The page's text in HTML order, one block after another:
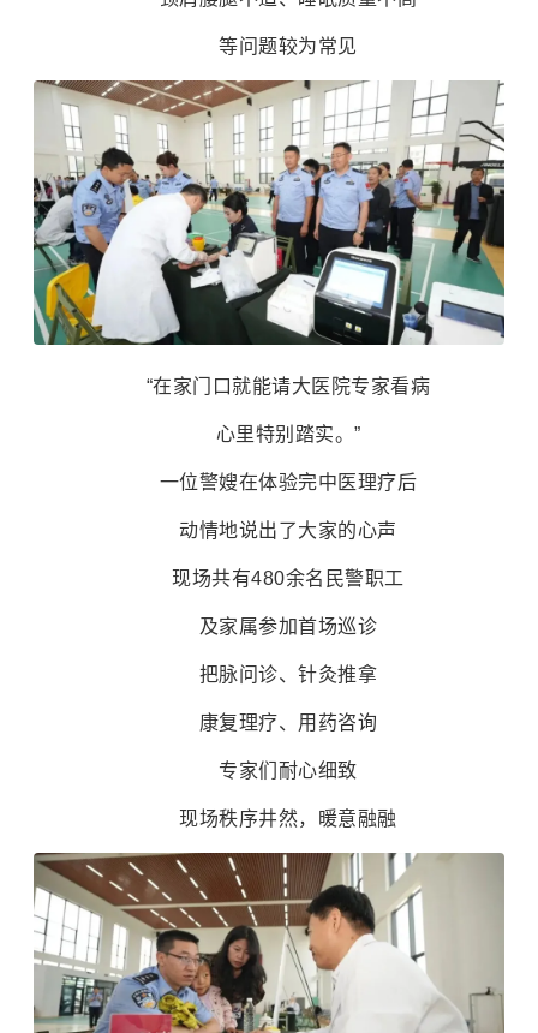
等问题较为常见
“在家门口就能请大医院专家看病
心里特别踏实。”
一位警嫂在体验完中医理疗后
动情地说出了大家的心声
现场共有480余名民警职工
及家属参加首场巡诊
把脉问诊、针灸推拿
康复理疗、用药咨询
专家们耐心细致
现场秩序井然，暖意融融